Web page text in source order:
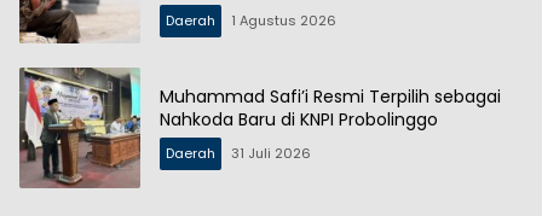
Daerah 1 Agustus 2026
Muhammad Safi’i Resmi Terpilih sebagai
Nahkoda Baru di KNPI Probolinggo
Daerah 31 Juli 2026